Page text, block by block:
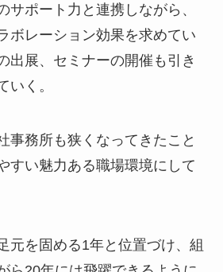
サポート力と連携しながら、
ボレーション効果を求めてい
出展、セミナーの開催も引き
いく。
事務所も狭くなってきたこと
すい魅力ある職場環境にして
元を固める1年と位置づけ、組